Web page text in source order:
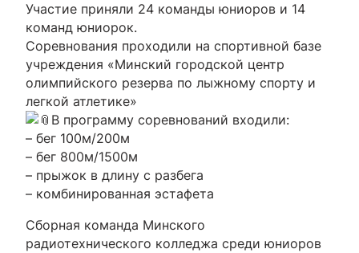
Участие приняли 24 команды юниоров и 14
команд юниорок.
Соревнования проходили на спортивной базе
учреждения «Минский городской центр
олимпийского резерва по лыжному спорту и
легкой атлетике»
В программу соревнований входили:
– бег 100м/200м
– бег 800м/1500м
– прыжок в длину с разбега
– комбинированная эстафета
Сборная команда Минского
радиотехнического колледжа среди юниоров